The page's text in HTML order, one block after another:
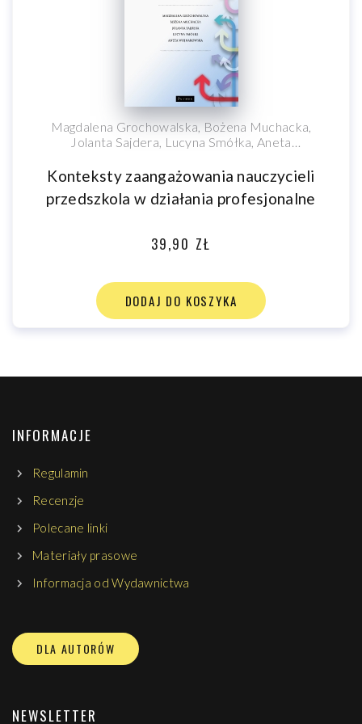
Magdalena Grochowalska, Bożena Muchacka,
Jolanta Sajdera, Lucyna Smółka, Aneta
Konteksty zaangażowania nauczycieli
przedszkola w działania profesjonalne
39,90 ZŁ
DODAJ DO KOSZYKA
INFORMACJE
Regulamin
Recenzje
Polecane linki
Materiały prasowe
Informacja od Wydawnictwa
DLA AUTORÓW
NEWSLETTER